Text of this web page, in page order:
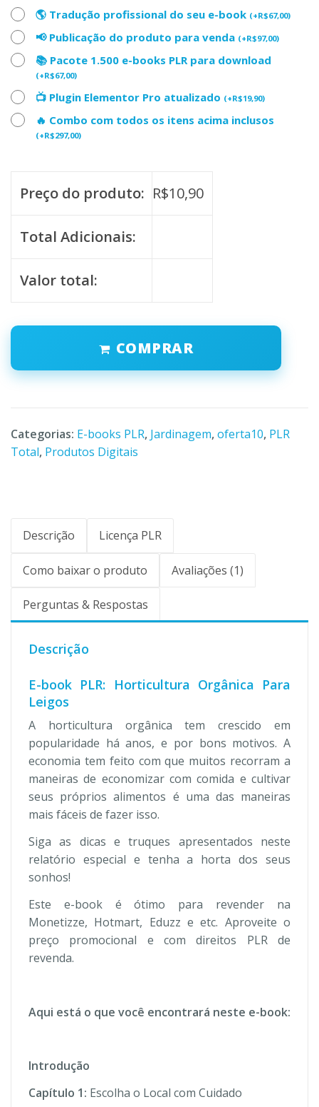
🌎 Tradução profissional do seu e-book (+R$67,00)
📢 Publicação do produto para venda (+R$97,00)
📚 Pacote 1.500 e-books PLR para download
(+R$67,00)
📺 Plugin Elementor Pro atualizado (+R$19,90)
🔥 Combo com todos os itens acima inclusos
(+R$297,00)
Preço do produto: R$10,90
Total Adicionais:
Valor total:
COMPRAR
Categorias: E-books PLR, Jardinagem,oferta10, PLR
Total, Produtos Digitais
Descrição Licença PLR
Como baixar o produto Avaliações (1)
Perguntas & Respostas
Descrição
E-book PLR: Horticultura Orgânica Para
Leigos
A horticultura orgânica tem crescido em
popularidade há anos, e por bons motivos. A
economia tem feito com que muitos recorram a
maneiras de economizar com comida e cultivar
seus próprios alimentos é uma das maneiras
mais fáceis de fazer isso.
Siga as dicas e truques apresentados neste
relatório especial e tenha a horta dos seus
sonhos!
Este e-book é ótimo para revender na
Monetizze, Hotmart, Eduzz e etc. Aproveite o
preço promocional e com direitos PLR de
revenda.
Aqui está o que você encontrará neste e-book:
Introdução
Capítulo 1: Escolha o Local com Cuidado